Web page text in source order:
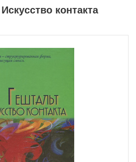
контакта